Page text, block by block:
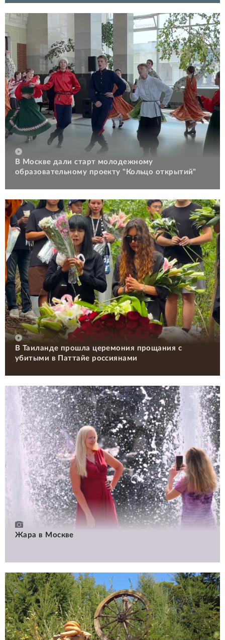
В Москве дали старт молодежному
образовательному проекту "Кольцо открытий"
В Таиланде прошла церемония прощания с
убитыми в Паттайе россиянами
Жара в Москве